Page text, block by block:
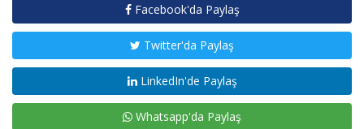
Facebook'da Paylaş
Twitter'da Paylaş
LinkedIn'de Paylaş
Whatsapp'da Paylaş